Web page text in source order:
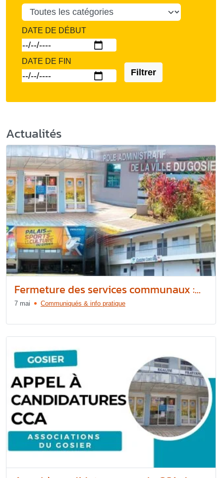
DATE DE DÉBUT
DATE DE FIN
Filtrer
Actualités
Fermeture des services communaux :...
7 mai Communiqués & info pratique